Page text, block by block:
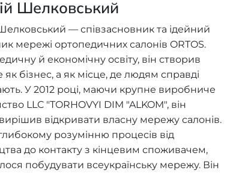
Шелковський
— співзасновник та ідейний
мережі ортопедичних салонів ORTOS.
й економічну освіту, він створив
як бізнес, а як місце, де людям справді
У 2012 році, маючи крупне виробниче
LLC "TORHOVYI DIM "ALKOM", він
відкривати власну мережу салонів.
розумінню процесів від
до контакту з кінцевим споживачем,
побудувати всеукраїнську мережу. Він